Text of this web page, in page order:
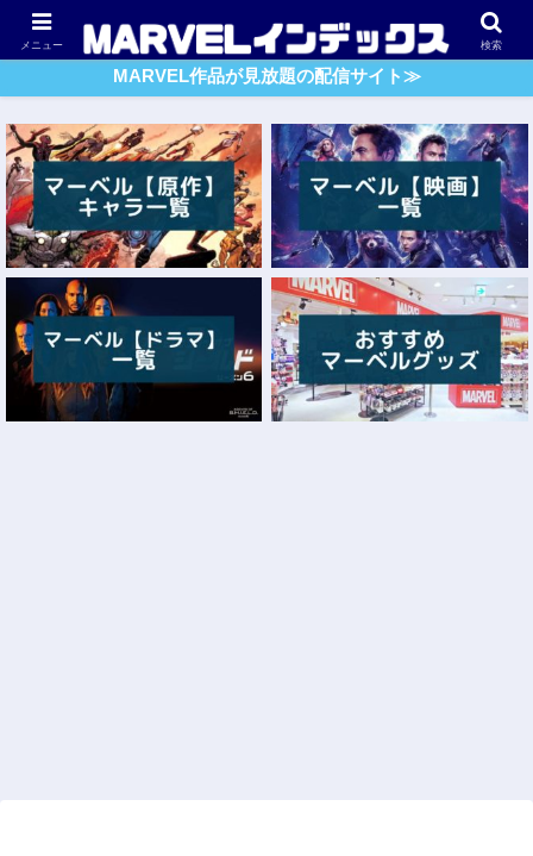
アベンジャーズ スパイダーマン ガーディアンズ・O・G
MARVEL作品が見放題の配信サイト≫
メニュー 検索